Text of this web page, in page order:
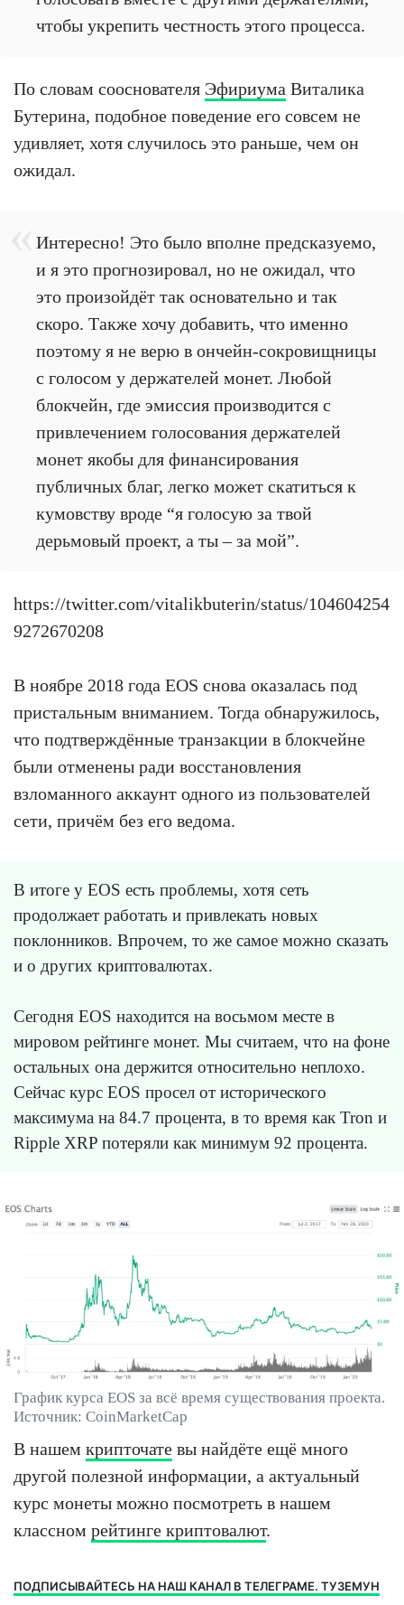
чтобы укрепить честность этого процесса.
По словам сооснователя Эфириума Виталика
Бутерина, подобное поведение его совсем не
удивляет, хотя случилось это раньше, чем он
ожидал.
Интересно! Это было вполне предсказуемо,
и я это прогнозировал, но не ожидал, что
это произойдёт так основательно и так
скоро. Также хочу добавить, что именно
поэтому я не верю в ончейн-сокровищницы
с голосом у держателей монет. Любой
блокчейн, где эмиссия производится с
привлечением голосования держателей
монет якобы для финансирования
публичных благ, легко может скатиться к
кумовству вроде “я голосую за твой
дерьмовый проект, а ты – за мой”.
https://twitter.com/vitalikbuterin/status/104604254
9272670208
В ноябре 2018 года EOS снова оказалась под
пристальным вниманием. Тогда обнаружилось,
что подтверждённые транзакции в блокчейне
были отменены ради восстановления
взломанного аккаунт одного из пользователей
сети, причём без его ведома.
В итоге у EOS есть проблемы, хотя сеть
продолжает работать и привлекать новых
поклонников. Впрочем, то же самое можно сказать
и о других криптовалютах.
Сегодня EOS находится на восьмом месте в
мировом рейтинге монет. Мы считаем, что на фоне
остальных она держится относительно неплохо.
Сейчас курс EOS просел от исторического
максимума на 84.7 процента, в то время как Tron и
Ripple XRP потеряли как минимум 92 процента.
График курса EOS за всё время существования проекта.
Источник: CoinMarketCap
В нашем крипточате вы найдёте ещё много
другой полезной информации, а актуальный
курс монеты можно посмотреть в нашем
классном рейтинге криптовалют.
ПОДПИСЫВАЙТЕСЬ НА НАШ КАНАЛ В ТЕЛЕГРАМЕ. ТУЗЕМУН